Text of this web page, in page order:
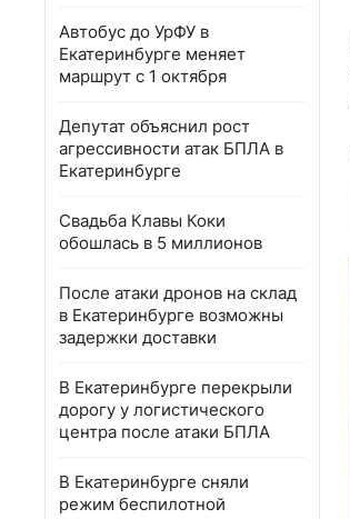
Автобус до УрФУ в
Екатеринбурге меняет
маршрут с 1 октября
Депутат объяснил рост
агрессивности атак БПЛА в
Екатеринбурге
Свадьба Клавы Коки
обошлась в 5 миллионов
После атаки дронов на склад
в Екатеринбурге возможны
задержки доставки
В Екатеринбурге перекрыли
дорогу у логистического
центра после атаки БПЛА
В Екатеринбурге сняли
режим беспилотной